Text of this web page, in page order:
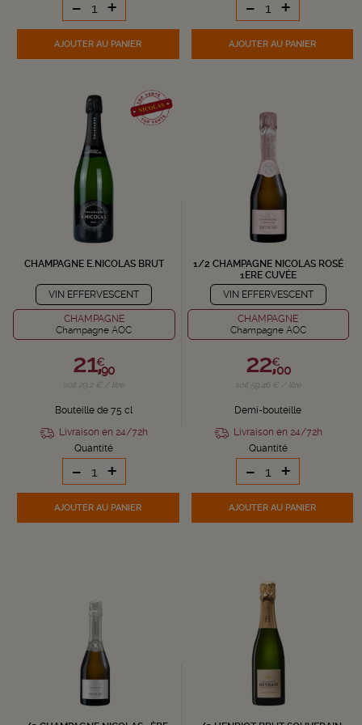
- +
AJOUTERAU PANIER
- +
AJOUTER AU PANIER
CHAMPAGNE E.NICOLAS BRUT
VIN EFFERVESCENT
CHAMPAGNE
Champagne AOC
21,€
90
soit 29,2 € / litre
Bouteille de 75 cl
Livraison en 24/72h
Quantité
- +
AJOUTERAU PANIER
1/2 CHAMPAGNE NICOLAS ROSÉ
1ERE CUVÉE
VIN EFFERVESCENT
CHAMPAGNE
Champagne AOC
22,€
00
soit 59,46 € / litre
Demi-bouteille
Livraison en 24/72h
Quantité
- +
AJOUTER AU PANIER